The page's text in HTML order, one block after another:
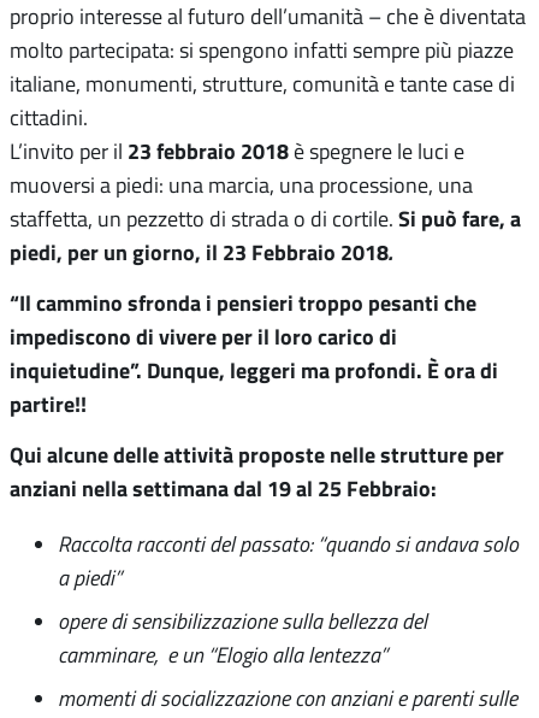
proprio interesse al futuro dell’umanità – che è diventata
molto partecipata: si spengono infatti sempre più piazze
italiane, monumenti, strutture, comunità e tante case di
cittadini.
L’invito per il 23 febbraio 2018 è spegnere le luci e
muoversi a piedi: una marcia, una processione, una
staffetta, un pezzetto di strada o di cortile. Si può fare, a
piedi, per un giorno, il 23 Febbraio 2018.
“Il cammino sfronda i pensieri troppo pesanti che
impediscono di vivere per il loro carico di
inquietudine”. Dunque, leggeri ma profondi. È ora di
partire!!
Qui alcune delle attività proposte nelle strutture per
anziani nella settimana dal 19 al 25 Febbraio:
Raccolta racconti del passato: “quando si andava solo
a piedi”
opere di sensibilizzazione sulla bellezza del
camminare, e un “Elogio alla lentezza”
momenti di socializzazione con anziani e parenti sulle